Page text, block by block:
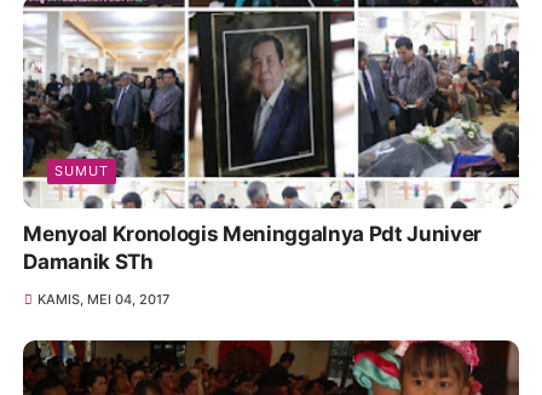
SUMUT
Menyoal Kronologis Meninggalnya Pdt Juniver
Damanik STh
KAMIS, MEI 04, 2017